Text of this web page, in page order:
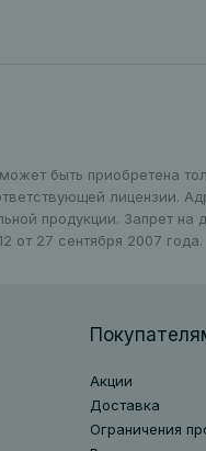
быть приобретена
продукции. Запрет
от 27 сентября 2007 года.
Акции
Доставка
Ограничения